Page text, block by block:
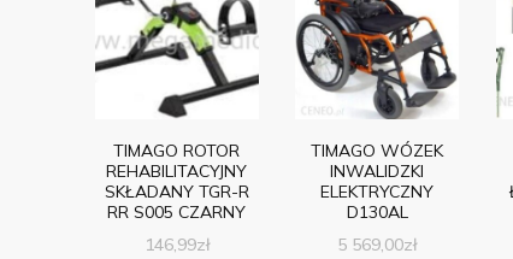
TIMAGO ROTOR
REHABILITACYJNY
SKŁADANY TGR-R
RR S005 CZARNY
146,99zł
TIMAGO WÓZEK
INWALIDZKI
ELEKTRYCZNY
D130AL
5 569,00zł